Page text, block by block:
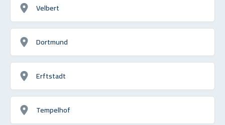
Velbert
Dortmund
Erftstadt
Tempelhof